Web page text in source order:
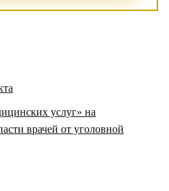
услуг» на
врачей от уголовной